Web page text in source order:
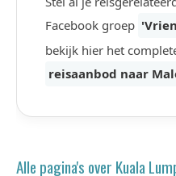
Facebook groep
bekijk hier het
reisaanbod naar
Alle pagina's over Kuala